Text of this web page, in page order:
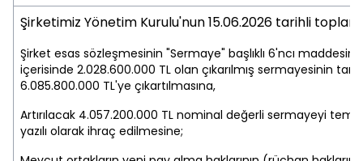
Şirketimiz Yönetim Kurulu'nun 15.06.2026 tarihli
Şirket esas sözleşmesinin "Sermaye" başlıklı 6'ncı
içerisinde 2.028.600.000 TL olan çıkarılmış sermayesinin
6.085.800.000 TL'ye çıkartılmasına,
Artırılacak 4.057.200.000 TL nominal değerli sermayeyi
yazılı olarak ihraç edilmesine;